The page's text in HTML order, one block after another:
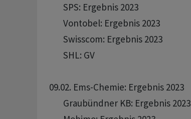
       SPS: Ergebnis 2023
       Vontobel: Ergebnis 2023
       Swisscom: Ergebnis 2023
       SHL: GV
09.02. Ems-Chemie: Ergebnis 2023
       Graubündner KB: Ergebnis 2023